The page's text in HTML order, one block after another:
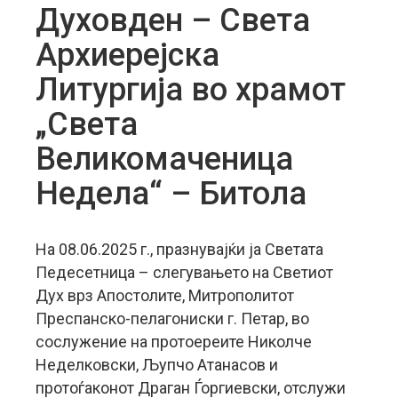
Духовден – Света
Архиерејска
Литургија во храмот
„Света
Великомаченица
Недела“ – Битола
На 08.06.2025 г., празнувајќи ја Светата
Педесетница – слегувањето на Светиот
Дух врз Апостолите, Митрополитот
Преспанско-пелагониски г. Петар, во
сослужение на протоереите Николче
Неделковски, Љупчо Атанасов и
протоѓаконот Драган Ѓоргиевски, отслужи